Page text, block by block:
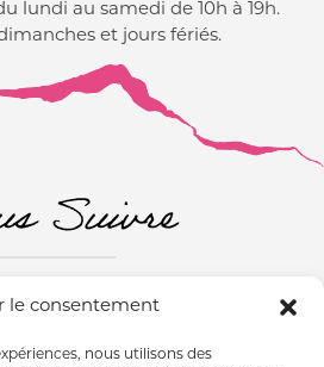
le consentement
nous utilisons des
lundi au samedi de 10h à 19h.
et jours fériés.
Suivre
À NOTRE NEWSLETTER